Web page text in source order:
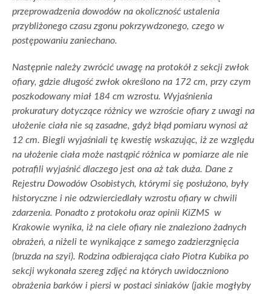
przeprowadzenia dowodów na okoliczność ustalenia
przybliżonego czasu zgonu pokrzywdzonego, czego w
postępowaniu zaniechano.
Następnie należy zwrócić uwagę na protokół z sekcji zwłok
ofiary, gdzie długość zwłok określono na 172 cm, przy czym
poszkodowany miał 184 cm wzrostu. Wyjaśnienia
prokuratury dotyczące różnicy we wzroście ofiary z uwagi na
ułożenie ciała nie są zasadne, gdyż błąd pomiaru wynosi aż
12 cm. Biegli wyjaśniali tę kwestię wskazując, iż ze względu
na ułożenie ciała może nastąpić różnica w pomiarze ale nie
potrafili wyjaśnić dlaczego jest ona aż tak duża. Dane z
Rejestru Dowodów Osobistych, którymi się posłużono, były
historyczne i nie odzwierciedlały wzrostu ofiary w chwili
zdarzenia. Ponadto z protokołu oraz opinii KiZMS w
Krakowie wynika, iż na ciele ofiary nie znaleziono żadnych
obrażeń, a niżeli te wynikające z samego zadzierzgnięcia
(bruzda na szyi). Rodzina odbierająca ciało Piotra Kubika po
sekcji wykonała szereg zdjęć na których uwidoczniono
obrażenia barków i piersi w postaci siniaków (jakie mogłyby